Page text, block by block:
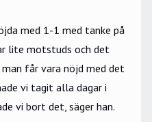
med 1-1 med tanke på
lite motstuds och det
får vara nöjd med det
vi tagit alla dagar i
vi bort det, säger han.